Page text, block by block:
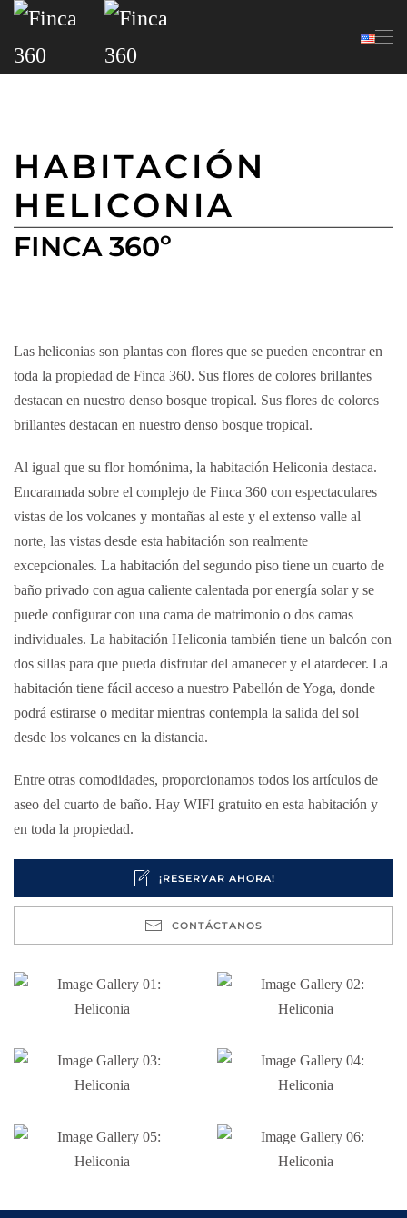
Skip to main content
HABITACIÓN
HELICONIA
FINCA 360º
Las heliconias son plantas con flores que se pueden encontrar en
toda la propiedad de Finca 360. Sus flores de colores brillantes
destacan en nuestro denso bosque tropical. Sus flores de colores
brillantes destacan en nuestro denso bosque tropical.
Al igual que su flor homónima, la habitación Heliconia destaca.
Encaramada sobre el complejo de Finca 360 con espectaculares
vistas de los volcanes y montañas al este y el extenso valle al
norte, las vistas desde esta habitación son realmente
excepcionales. La habitación del segundo piso tiene un cuarto de
baño privado con agua caliente calentada por energía solar y se
puede configurar con una cama de matrimonio o dos camas
individuales. La habitación Heliconia también tiene un balcón con
dos sillas para que pueda disfrutar del amanecer y el atardecer. La
habitación tiene fácil acceso a nuestro Pabellón de Yoga, donde
podrá estirarse o meditar mientras contempla la salida del sol
desde los volcanes en la distancia.
Entre otras comodidades, proporcionamos todos los artículos de
aseo del cuarto de baño. Hay WIFI gratuito en esta habitación y
en toda la propiedad.
¡RESERVAR AHORA!
CONTÁCTANOS